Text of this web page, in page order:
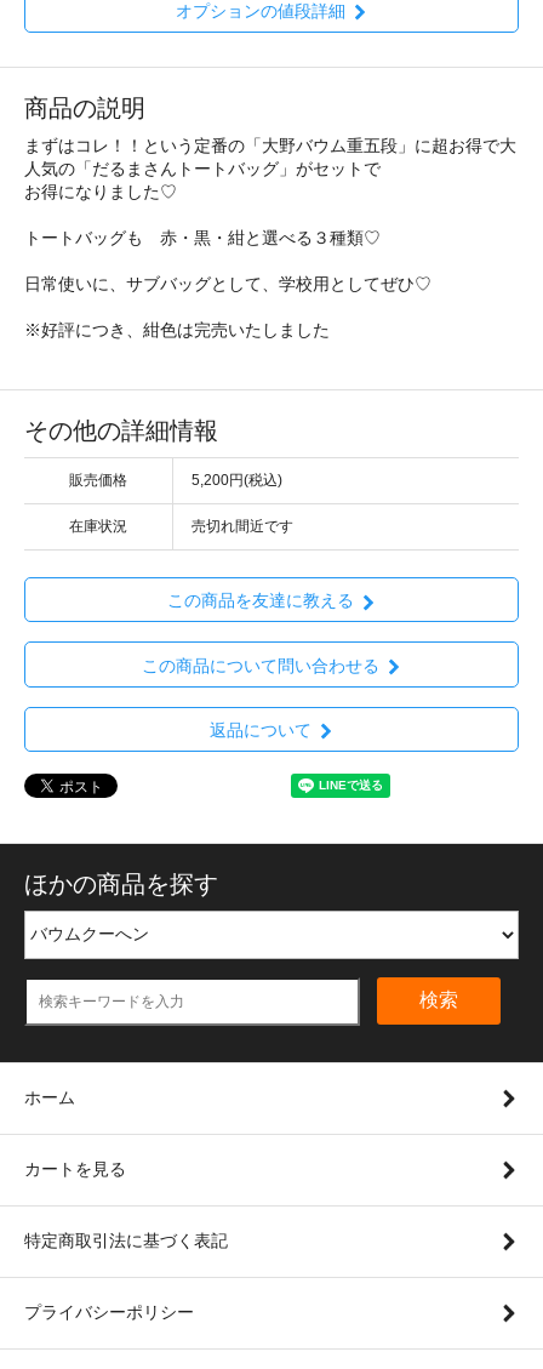
オプションの値段詳細
商品の説明
まずはコレ！！という定番の「大野バウム重五段」に超お得で大
人気の「だるまさんトートバッグ」がセットで
お得になりました♡
トートバッグも 赤・黒・紺と選べる３種類♡
日常使いに、サブバッグとして、学校用としてぜひ♡
※好評につき、紺色は完売いたしました
その他の詳細情報
販売価格 5,200円(税込)
在庫状況 売切れ間近です
この商品を友達に教える
この商品について問い合わせる
返品について
ほかの商品を探す
検索
ホーム
カートを見る
特定商取引法に基づく表記
プライバシーポリシー